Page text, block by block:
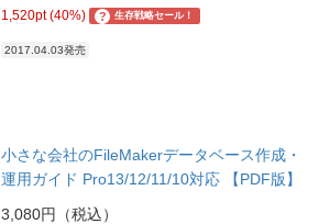
1,520pt (40%) ? 生存戦略セール！
2017.04.03発売
小さな会社のFileMakerデータベース作成・
運用ガイド Pro13/12/11/10対応 【PDF版】
3,080円（税込）